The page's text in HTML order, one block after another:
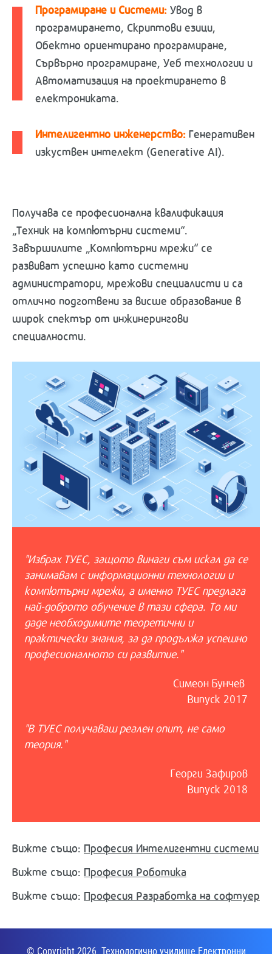
Програмиране и Системи:Увод в
програмирането, Скриптови езици,
Обектно ориентирано програмиране,
Сървърно програмиране, Уеб технологии и
Автоматизация на проектирането в
електрониката.
Интелигентно инженерство:Генеративен
изкуствен интелект (Generative AI).
Получава се професионална квалификация
„Техник на компютърни системи“.
Завършилите „Компютърни мрежи“ се
развиват успешно като системни
администратори, мрежови специалисти и са
отлично подготвени за висше образование в
широк спектър от инжинерингови
специалности.
"Избрах ТУЕС, защото винаги съм искал да се
занимавам с информационни технологии и
компютърни мрежи, а именно ТУЕС предлага
най-доброто обучение в тази сфера. То ми
даде необходимите теоретични и
практически знания, за да продължа успешно
професионалното си развитие."
Симеон Бунчев
Випуск 2017
"В ТУЕС получаваш реален опит, не само
теория."
Георги Зафиров
Випуск 2018
Вижте също: Професия Интелигентни системи
Вижте също: Професия Роботика
Вижте също: Професия Разработка на софтуер
© Copyright 2026. Технологично училище Електронни